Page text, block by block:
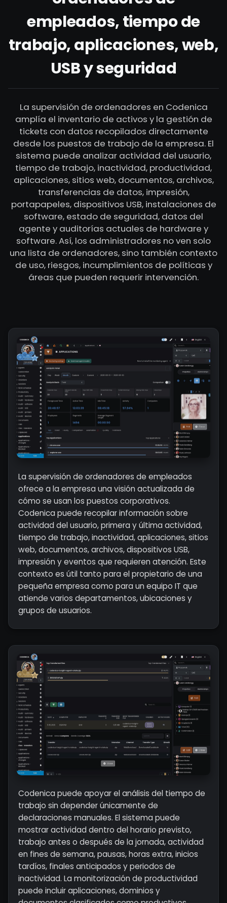
empleados, tiempo de
trabajo, aplicaciones, web,
USB y seguridad
La supervisión de ordenadores en Codenica
amplía el inventario de activos y la gestión de
tickets con datos recopilados directamente
desde los puestos de trabajo de la empresa. El
sistema puede analizar actividad del usuario,
tiempo de trabajo, inactividad, productividad,
aplicaciones, sitios web, documentos, archivos,
transferencias de datos, impresión,
portapapeles, dispositivos USB, instalaciones de
software, estado de seguridad, datos del
agente y auditorías actuales de hardware y
software. Así, los administradores no ven solo
una lista de ordenadores, sino también contexto
de uso, riesgos, incumplimientos de políticas y
áreas que pueden requerir intervención.
La supervisión de ordenadores de empleados
ofrece a la empresa una visión actualizada de
cómo se usan los puestos corporativos.
Codenica puede recopilar información sobre
actividad del usuario, primera y última actividad,
tiempo de trabajo, inactividad, aplicaciones, sitios
web, documentos, archivos, dispositivos USB,
impresión y eventos que requieren atención. Este
contexto es útil tanto para el propietario de una
pequeña empresa como para un equipo IT que
atiende varios departamentos, ubicaciones y
grupos de usuarios.
Codenica puede apoyar el análisis del tiempo de
trabajo sin depender únicamente de
declaraciones manuales. El sistema puede
mostrar actividad dentro del horario previsto,
trabajo antes o después de la jornada, actividad
en fines de semana, pausas, horas extra, inicios
tardíos, finales anticipados y periodos de
inactividad. La monitorización de productividad
puede incluir aplicaciones, dominios y